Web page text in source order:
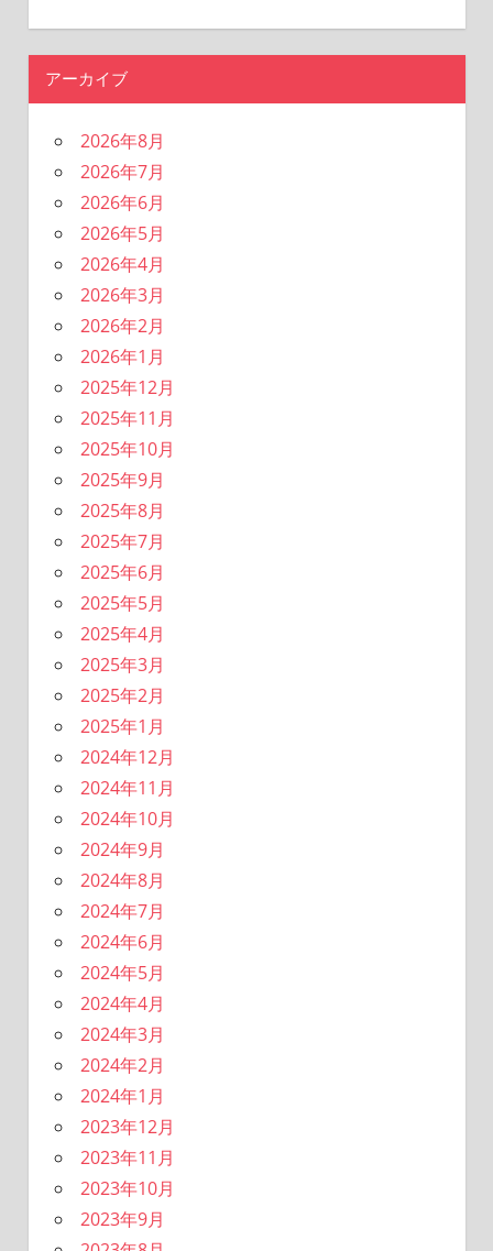
アーカイブ
2026年8月
2026年7月
2026年6月
2026年5月
2026年4月
2026年3月
2026年2月
2026年1月
2025年12月
2025年11月
2025年10月
2025年9月
2025年8月
2025年7月
2025年6月
2025年5月
2025年4月
2025年3月
2025年2月
2025年1月
2024年12月
2024年11月
2024年10月
2024年9月
2024年8月
2024年7月
2024年6月
2024年5月
2024年4月
2024年3月
2024年2月
2024年1月
2023年12月
2023年11月
2023年10月
2023年9月